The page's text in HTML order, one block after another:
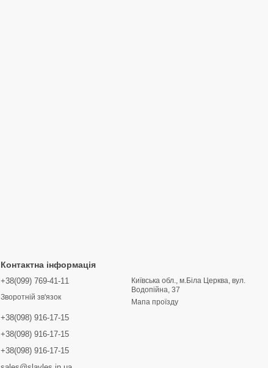
Контактна інформація
+38(099) 769-41-11
Зворотній зв'язок
+38(098) 916-17-15
+38(098) 916-17-15
+38(098) 916-17-15
Київська обл., м.Біла Церква, вул.
Водопійна, 37
Мапа проїзду